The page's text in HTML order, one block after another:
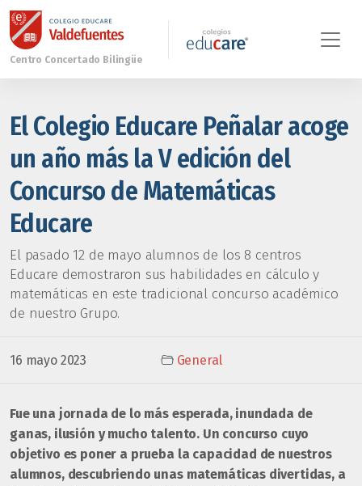
El Colegio Educare Peñalar acoge
un año más la V edición del
Concurso de Matemáticas
Educare
El pasado 12 de mayo alumnos de los 8 centros
Educare demostraron sus habilidades en cálculo y
matemáticas en este tradicional concurso académico
de nuestro Grupo.
16 mayo 2023 General
Fue una jornada de lo más esperada, inundada de
ganas, ilusión y mucho talento. Un concurso cuyo
objetivo es poner a prueba la capacidad de nuestros
alumnos, descubriendo unas matemáticas divertidas, a